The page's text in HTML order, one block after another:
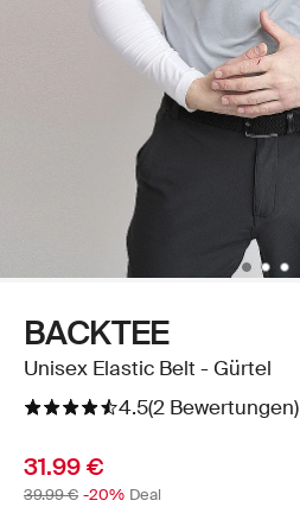
BACKTEE
Unisex Elastic Belt - Gürtel
4.5(2 Bewertungen)
31.99 €
39.99 € -20% Deal